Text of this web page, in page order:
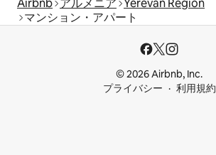
Airbnb アルメニア Yerevan Region
マンション・アパート
© 2026 Airbnb, Inc.
プライバシー
利用規約